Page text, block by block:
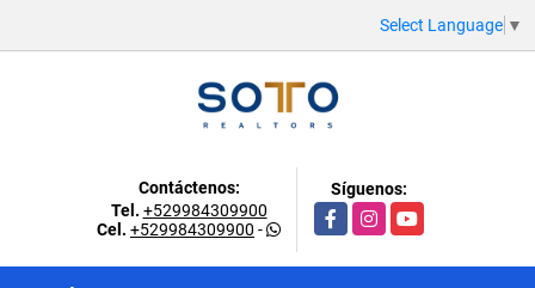
Select Language ▼
Contáctenos:
Tel. +529984309900
Cel. +529984309900 -
Síguenos:
FacebookInstagramYouTube